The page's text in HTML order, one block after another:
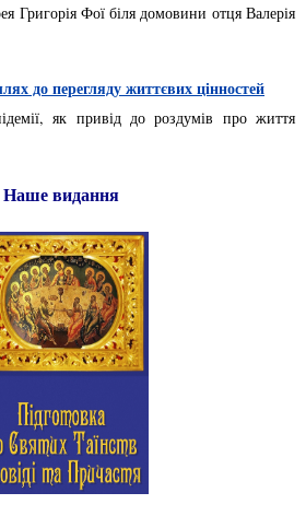
Григорія Фої біля домовини отця Валерія
до перегляду життєвих цінностей
як привід до роздумів про життя
Наше видання